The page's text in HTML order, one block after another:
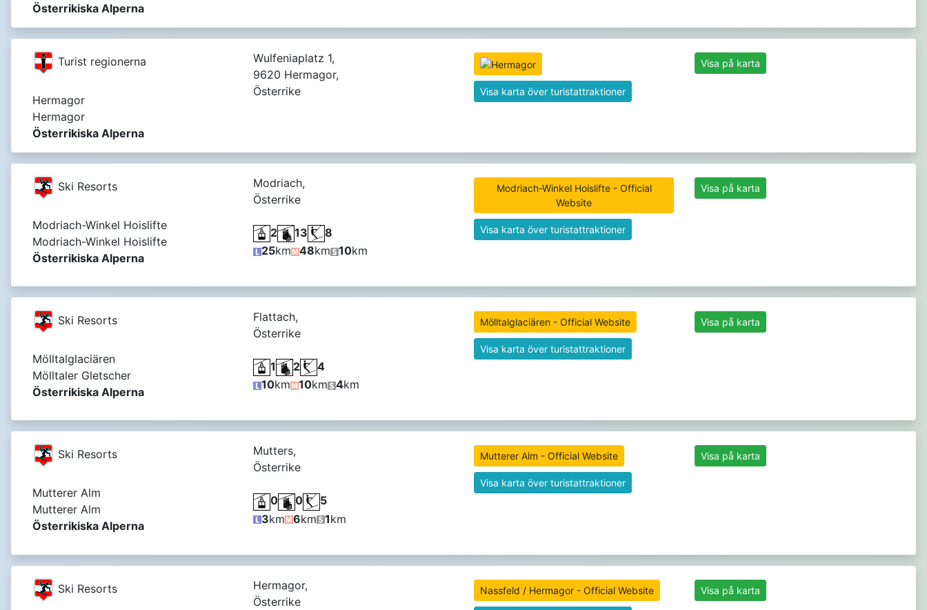
Österrikiska Alperna
Turist regionerna
Hermagor
Hermagor
Österrikiska Alperna
Wulfeniaplatz 1,
9620 Hermagor,
Österrike
Visa karta över turistattraktioner
Visa på karta
Ski Resorts
Modriach-Winkel Hoislifte
Modriach-Winkel Hoislifte
Österrikiska Alperna
Modriach,
Österrike
2 13
8
25km 48km 10km
Modriach-Winkel Hoislifte - Official
Website
Visa karta över turistattraktioner
Visa på karta
Ski Resorts
Mölltalglaciären
Mölltaler Gletscher
Österrikiska Alperna
Flattach,
Österrike
1 2
4
10km 10km 4km
Mölltalglaciären - Official Website
Visa karta över turistattraktioner
Visa på karta
Ski Resorts
Mutterer Alm
Mutterer Alm
Österrikiska Alperna
Mutters,
Österrike
0 0
5
3km 6km 1km
Mutterer Alm - Official Website
Visa karta över turistattraktioner
Visa på karta
Ski Resorts
Hermagor,
Österrike
Nassfeld / Hermagor - Official Website Visa på karta